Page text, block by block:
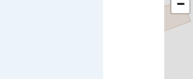
−